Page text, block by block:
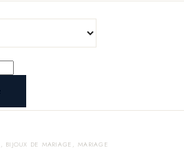
,BIJOUX DE MARIAGE ,MARIAGE